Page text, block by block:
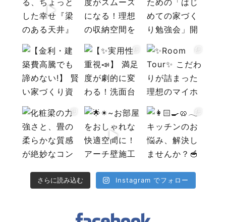
さらに読み込む Instagram でフォロー